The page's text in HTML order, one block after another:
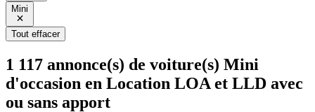
Mini
Tout effacer
1 117 annonce(s) de voiture(s) Mini
d'occasion en Location LOA et LLD avec
ou sans apport